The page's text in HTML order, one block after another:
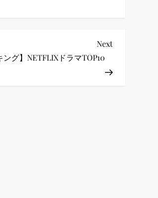
Next
Next
ング】NETFLIXドラマTOP10